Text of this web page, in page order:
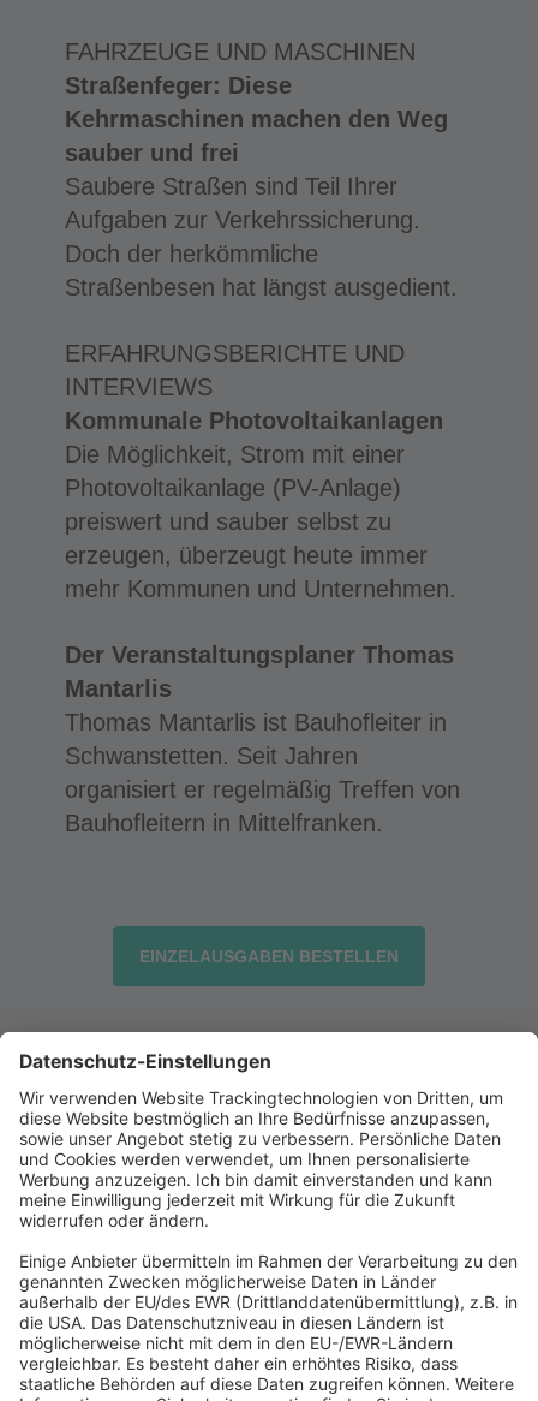
FAHRZEUGE UND MASCHINEN
Straßenfeger: Diese
Kehrmaschinen machen den Weg
sauber und frei
Saubere Straßen sind Teil Ihrer
Aufgaben zur Verkehrssicherung.
Doch der herkömmliche
Straßenbesen hat längst ausgedient.
ERFAHRUNGSBERICHTE UND
INTERVIEWS
Kommunale Photovoltaikanlagen
Die Möglichkeit, Strom mit einer
Photovoltaikanlage (PV-Anlage)
preiswert und sauber selbst zu
erzeugen, überzeugt heute immer
mehr Kommunen und Unternehmen.
Der Veranstaltungsplaner Thomas
Mantarlis
Thomas Mantarlis ist Bauhofleiter in
Schwanstetten. Seit Jahren
organisiert er regelmäßig Treffen von
Bauhofleitern in Mittelfranken.
EINZELAUSGABEN BESTELLEN
Abonnement anfordern|Abo kündigen
Werben bei uns